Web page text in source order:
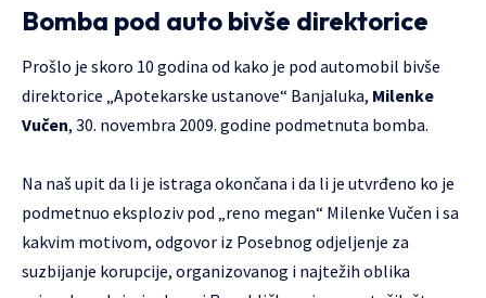
Bomba pod auto bivše direktorice
Prošlo je skoro 10 godina od kako je pod automobil bivše
direktorice „Apotekarske ustanove“ Banjaluka, Milenke
Vučen, 30. novembra 2009. godine podmetnuta bomba.
Na naš upit da li je istraga okončana i da li je utvrđeno ko je
podmetnuo eksploziv pod „reno megan“ Milenke Vučen i sa
kakvim motivom, odgovor iz Posebnog odjeljenje za
suzbijanje korupcije, organizovanog i najtežih oblika